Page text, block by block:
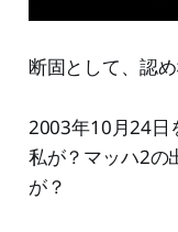
断固として、認め
2003年10月24日
私が？マッハ2の
が？